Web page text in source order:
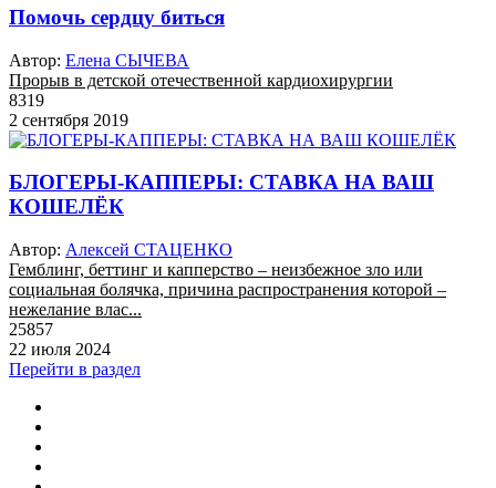
Помочь сердцу биться
Автор: Елена СЫЧЕВА
Прорыв в детской отечественной кардиохирургии
8319
2 сентября 2019
БЛОГЕРЫ-КАППЕРЫ: СТАВКА НА ВАШ
КОШЕЛЁК
Автор: Алексей СТАЦЕНКО
Гемблинг, беттинг и капперство – неизбежное зло или
социальная болячка, причина распространения которой –
нежелание влас...
25857
22 июля 2024
Перейти в раздел